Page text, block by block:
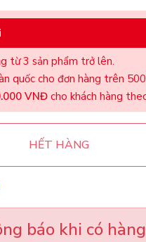
từ 3 sản phẩm trở lên.
quốc cho đơn hàng trên
VNĐ cho khách hàng
HẾT HÀNG
báo khi có hàng